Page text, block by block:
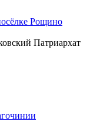
Рощино
Патриархат